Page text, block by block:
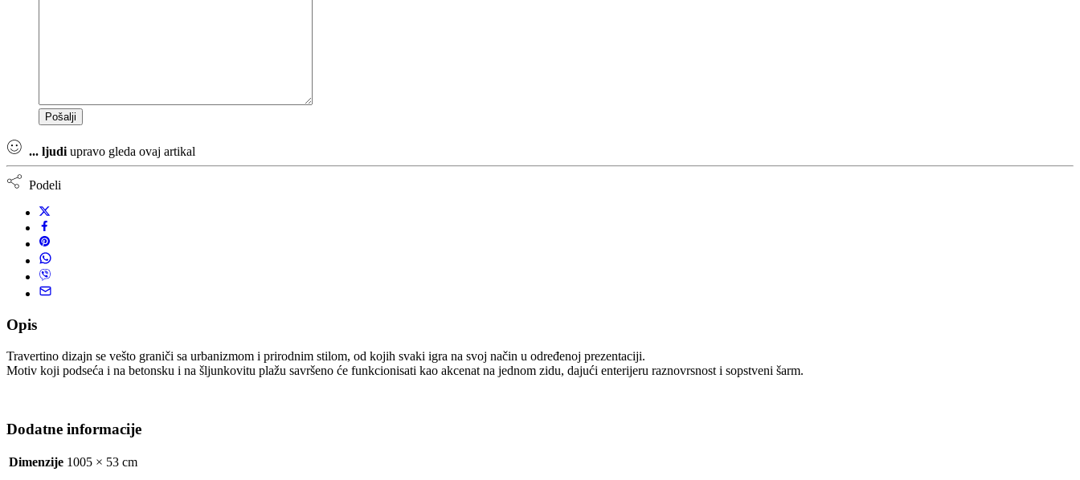
... ljudi upravo gleda ovaj artikal
Podeli
Opis
Travertino dizajn se vešto graniči sa urbanizmom i prirodnim stilom, od kojih svaki igra na svoj način u određenoj prezentaciji.
Motiv koji podseća i na betonsku i na šljunkovitu plažu savršeno će funkcionisati kao akcenat na jednom zidu, dajući enterijeru raznovrsnost i sopstveni šarm.
Dodatne informacije
Dimenzije 1005 × 53 cm